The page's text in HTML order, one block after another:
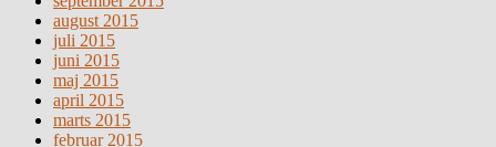
august 2015
juli 2015
juni 2015
maj 2015
april 2015
marts 2015
februar 2015